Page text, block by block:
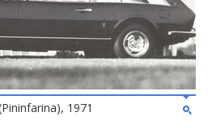
1971